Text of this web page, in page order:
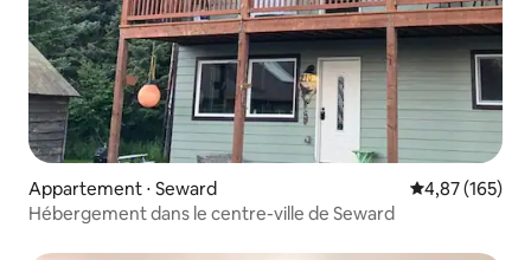
Appartement ⋅ Seward Évaluation
4,87 (165)
Hébergement dans le centre-ville de Seward